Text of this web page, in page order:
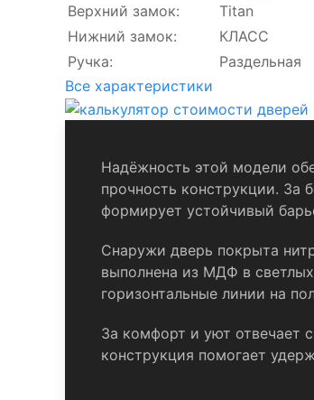
Верхний замок:
Titan
Нижний замок:
КЛАСС
Ручка:
Раздельная
Все характеристики
Надёжность этой модели
прочность конструкции. За
формирует устойчивый
Снаружи дверь покрыта
выполнена из МДФ в
горизонтальные линии на
За комфорт и уют отвечает
конструкция помогает